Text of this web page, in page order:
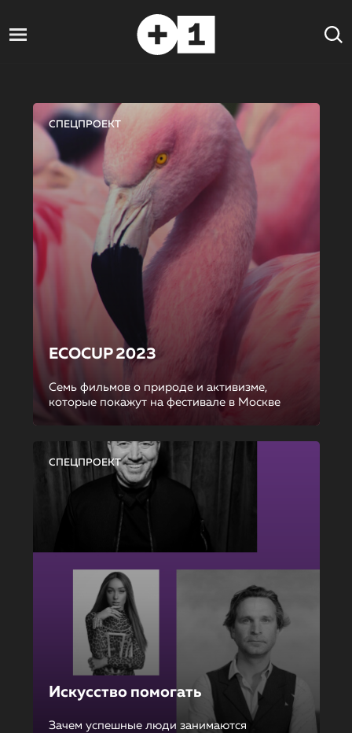
СПЕЦПРОЕКТ
ECOCUP 2023
Семь фильмов о природе и активизме,
которые покажут на фестивале в Москве
СПЕЦПРОЕКТ
Искусство помогать
Зачем успешные люди занимаются